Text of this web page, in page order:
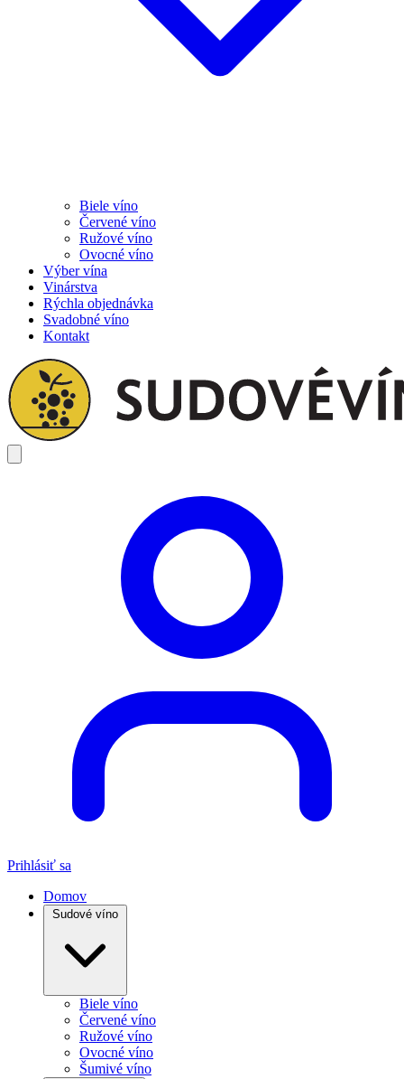
Biele víno
Červené víno
Ružové víno
Ovocné víno
Výber vína
Vinárstva
Rýchla objednávka
Svadobné víno
Kontakt
Prihlásiť sa
Domov
Sudové víno
Biele víno
Červené víno
Ružové víno
Ovocné víno
Šumivé víno